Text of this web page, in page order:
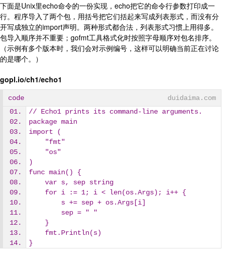
下面是Unix里echo命令的一份实现，echo把它的命令行参数打印成一
行。程序导入了两个包，用括号把它们括起来写成列表形式，而没有分
开写成独立的import声明。两种形式都合法，列表形式习惯上用得多。
包导入顺序并不重要；gofmt工具格式化时按照字母顺序对包名排序。
（示例有多个版本时，我们会对示例编号，这样可以明确当前正在讨论
的是哪个。）
gopl.io/ch1/echo1
code
duidaima.com
// Echo1 prints its command-line arguments.
package main
import (
    "fmt"
    "os"
)
func main() {
    var s, sep string
    for i := 1; i < len(os.Args); i++ {
        s += sep + os.Args[i]
        sep = " "
    }
    fmt.Println(s)
}